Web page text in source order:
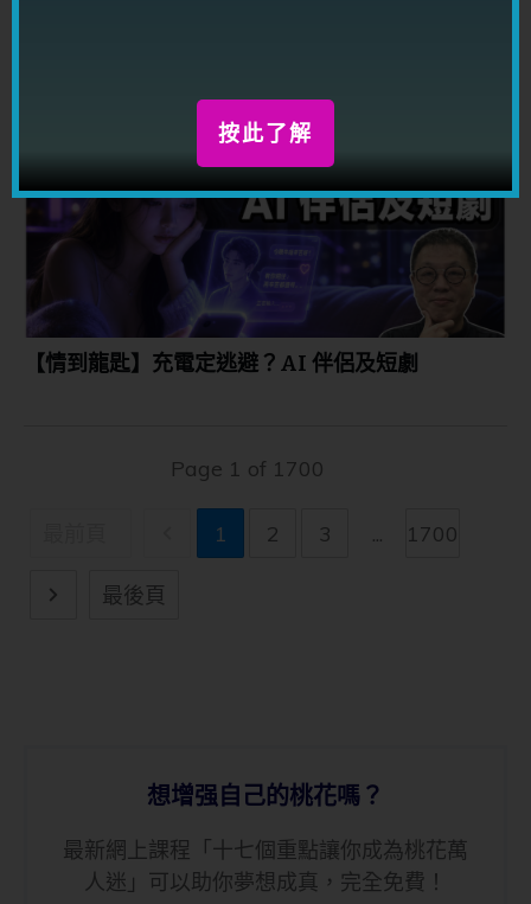
不該分手？潛意識其實一早就有答案
【情到龍匙】充電定逃避？AI 伴侶及短劇
Page 1 of 1700
1 2 3 ... 1700
最後頁
想增强自己的桃花嗎？
最新網上課程「十七個重點讓你成為桃花萬
人迷」可以助你夢想成真，完全免費！
按此了解